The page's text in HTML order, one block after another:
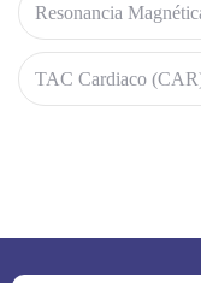
Resonancia
TAC Cardiaco